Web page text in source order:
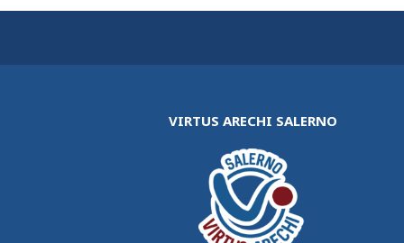
VIRTUS ARECHI SALERNO